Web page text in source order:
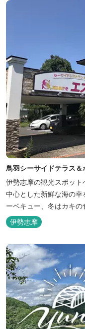
鳥羽シーサイドテラス
伊勢志摩の観光スポッ
中心とした新鮮な海の
ーベキュー、冬はカキの
伊勢志摩